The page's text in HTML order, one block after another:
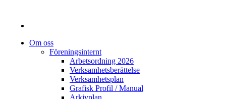
Om oss
Föreningsinternt
Arbetsordning 2026
Verksamhetsberättelse
Verksamhetsplan
Grafisk Profil / Manual
Arkivplan